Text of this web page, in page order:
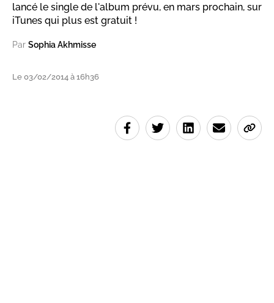
lancé le single de l'album prévu, en mars prochain, sur
iTunes qui plus est gratuit !
Par Sophia Akhmisse
Le 03/02/2014 à 16h36